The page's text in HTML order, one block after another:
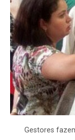
Gestores